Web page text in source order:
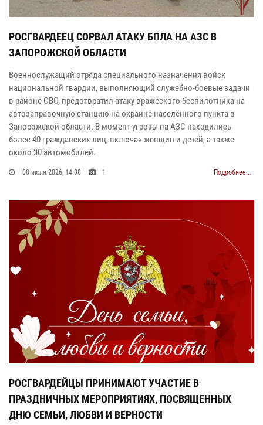
РОСГВАРДЕЕЦ СОРВАЛ АТАКУ БПЛА НА АЗС В
ЗАПОРОЖСКОЙ ОБЛАСТИ
Военнослужащий отряда специального назначения войск
национальной гвардии, выполняющий служебно-боевые задачи
в районе СВО, предотвратил атаку вражеского беспилотника на
автозаправочную станцию на окраине населённого пункта в
Запорожской области. В момент угрозы на АЗС находились
более 40 гражданских лиц, включая женщин и детей, а также
около 30 автомобилей.
08 июля 2026, 14:38 1 Подробнее...
РОСГВАРДЕЙЦЫ ПРИНИМАЮТ УЧАСТИЕ В
ПРАЗДНИЧНЫХ МЕРОПРИЯТИЯХ, ПОСВЯЩЕННЫХ
ДНЮ СЕМЬИ, ЛЮБВИ И ВЕРНОСТИ